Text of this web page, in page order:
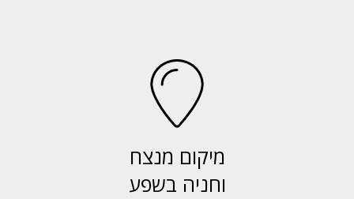
מיקום מנצח
וחניה בשפע